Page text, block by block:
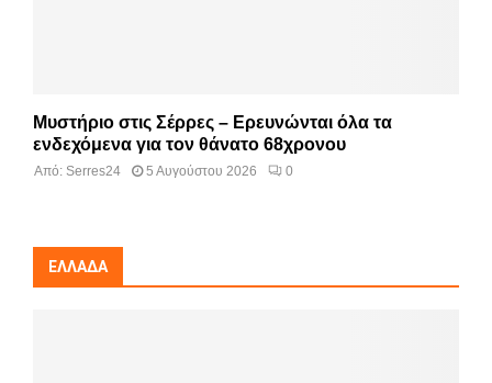
Μυστήριο στις Σέρρες – Ερευνώνται όλα τα
ενδεχόμενα για τον θάνατο 68χρονου
Από: Serres24 5 Αυγούστου 2026 0
ΕΛΛΆΔΑ